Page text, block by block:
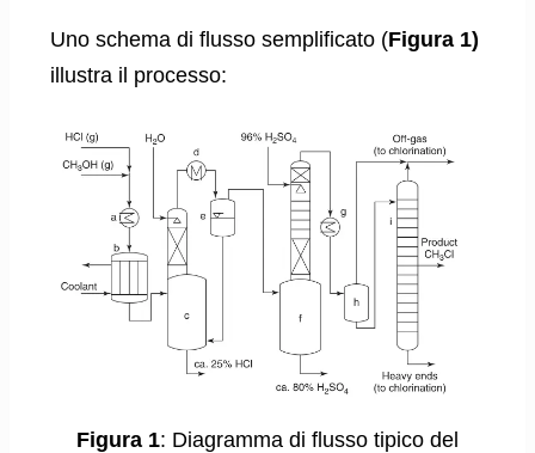
Uno schema di flusso semplificato (Figura 1)
illustra il processo:
Figura 1: Diagramma di flusso tipico del